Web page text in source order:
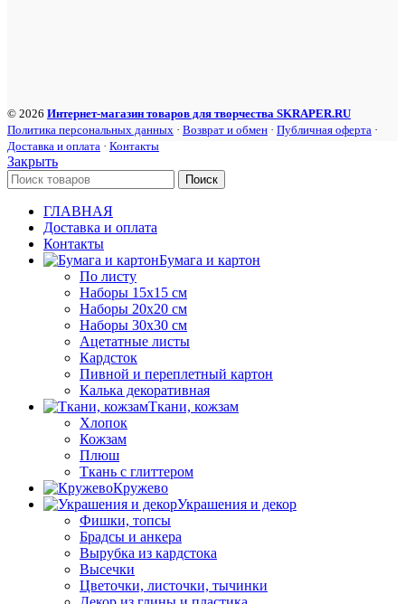
© 2026 Интернет-магазин товаров для творчества SKRAPER.RU
Политика персональных данных · Возврат и обмен · Публичная оферта ·
Доставка и оплата · Контакты
Закрыть
Поиск
ГЛАВНАЯ
Доставка и оплата
Контакты
Бумага и картон
По листу
Наборы 15х15 см
Наборы 20х20 см
Наборы 30х30 см
Ацетатные листы
Кардсток
Пивной и переплетный картон
Калька декоративная
Ткани, кожзам
Хлопок
Кожзам
Плюш
Ткань с глиттером
Кружево
Украшения и декор
Фишки, топсы
Брадсы и анкера
Вырубка из кардстока
Высечки
Цветочки, листочки, тычинки